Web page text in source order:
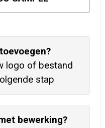
logo of bestand
stap
bewerking?